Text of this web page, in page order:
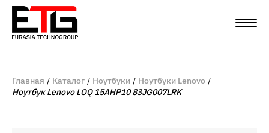
Главная Каталог Ноутбуки
Ноутбуки Lenovo
Ноутбук Lenovo LOQ 15AHP10 83JG007LRK